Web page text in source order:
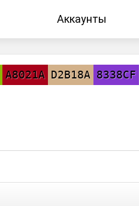
Аккаунты
A8021A D2B18A 8338CF